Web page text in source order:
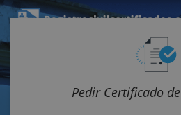
Pedir Certificado